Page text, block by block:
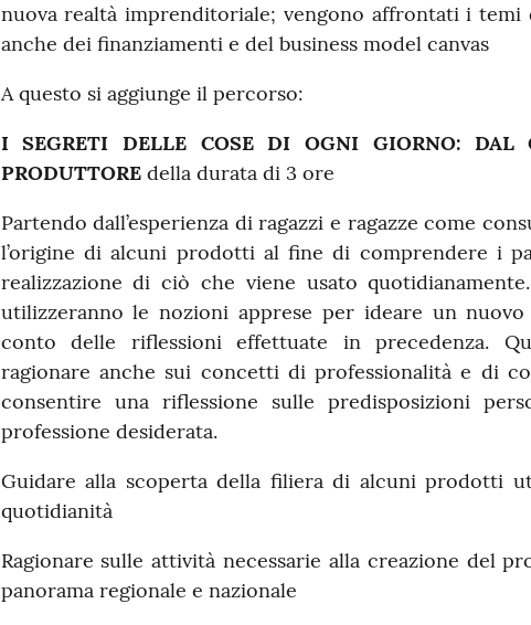
nuova realtà imprenditoriale; vengono affrontati i temi
anche dei finanziamenti e del business model canvas
A questo si aggiunge il percorso:
I SEGRETI DELLE COSE DI OGNI GIORNO: DAL
PRODUTTOREdella durata di 3 ore
Partendo dall’esperienza di ragazzi e ragazze come
l’origine di alcuni prodotti al fine di comprendere i
realizzazione di ciò che viene usato
utilizzeranno le nozioni apprese per ideare un
conto delle riflessioni effettuate in precedenza.
ragionare anche sui concetti di professionalità e di
consentire una riflessione sulle predisposizioni
professione desiderata.
Guidare alla scoperta della filiera di alcuni prodotti
quotidianità
Ragionare sulle attività necessarie alla creazione del
panorama regionale e nazionale